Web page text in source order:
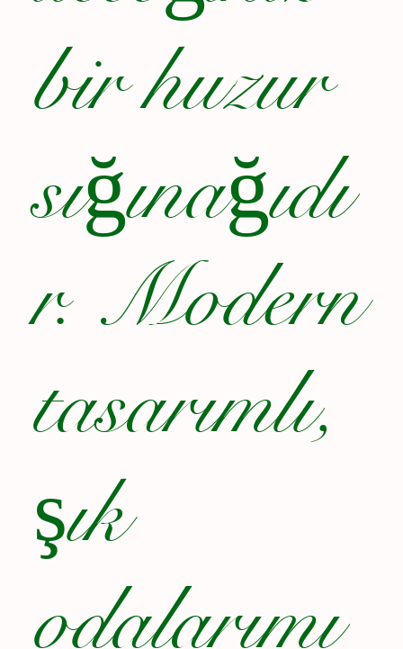
bir huzur
sığınağıdı
r. Modern
tasarımlı,
şık
odalarımı